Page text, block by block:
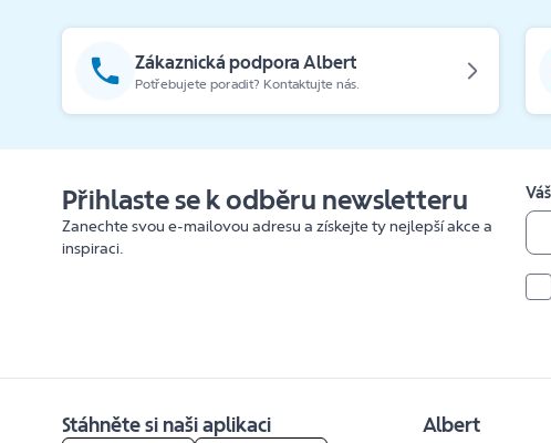
Zákaznická podpora Albert
Potřebujete poradit? Kontaktujte nás.
Přihlaste se k odběru newsletteru
Zanechte svou e-mailovou adresu a získejte ty nejlepší akce a
inspiraci.
Stáhněte si naši aplikaci Albert